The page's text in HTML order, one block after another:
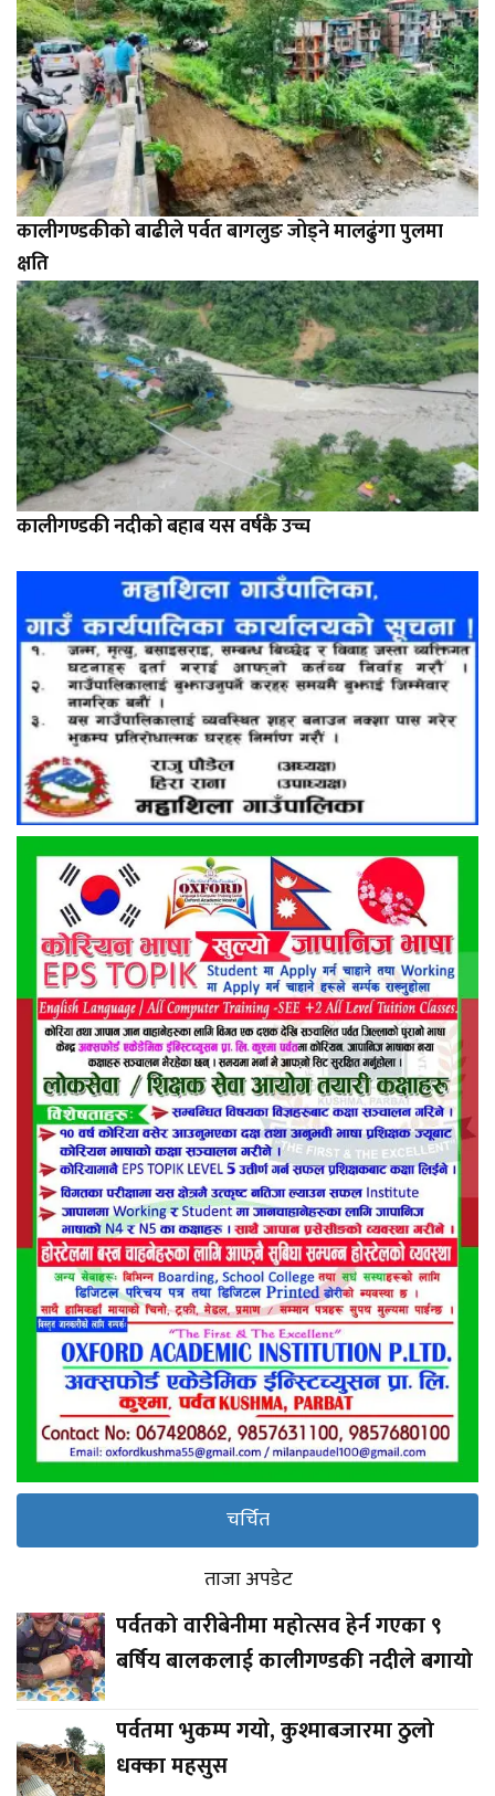
कालीगण्डकीको बाढीले पर्वत बागलुङ जोड्ने मालढुंगा पुलमा
क्षति
कालीगण्डकी नदीको बहाब यस वर्षकै उच्च
चर्चित
ताजा अपडेट
पर्वतको वारीबेनीमा महोत्सव हेर्न गएका ९
बर्षिय बालकलाई कालीगण्डकी नदीले बगायो
पर्वतमा भुकम्प गयो, कुश्माबजारमा ठुलो
धक्का महसुस